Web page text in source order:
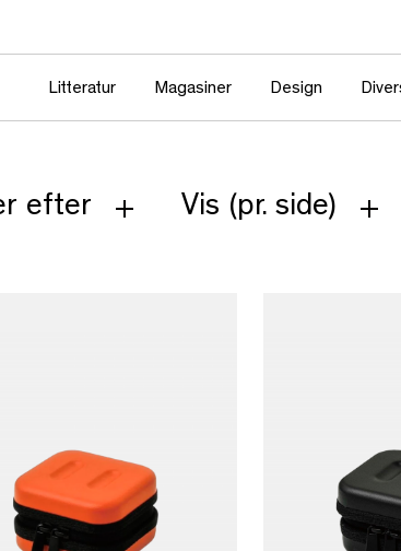
Litteratur Magasiner Design
efter Vis (pr. side)